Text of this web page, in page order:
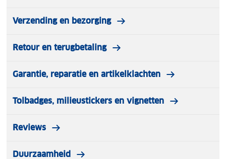
Verzending en bezorging
Retour en terugbetaling
Garantie, reparatie en artikelklachten
Tolbadges, milieustickers en vignetten
Reviews
Duurzaamheid